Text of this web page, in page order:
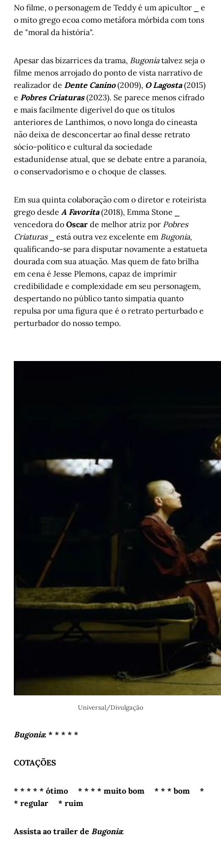
No filme, o personagem de Teddy é um apicultor ⎯ e
o mito grego ecoa como metáfora mórbida com tons
de "moral da história".
Apesar das bizarrices da trama, Bugoniatalvez seja o
filme menos arrojado do ponto de vista narrativo de
realizador de Dente Canino(2009), O Lagosta(2015)
e Pobres Criaturas (2023). Se parece menos cifrado
e mais facilmente digerível do que os títulos
anteriores de Lanthimos, o novo longa do cineasta
não deixa de desconcertar ao final desse retrato
sócio-político e cultural da sociedade
estadunidense atual, que se debate entre a paranoia,
o conservadorismo e o choque de classes.
Em sua quinta colaboração com o diretor e roteirista
grego desde A Favorita(2018), Emma Stone ⎯
vencedora do Oscar de melhor atriz por Pobres
Criaturas⎯ está outra vez excelente em Bugonia,
qualificando-se para disputar novamente a estatueta
dourada com sua atuação. Mas quem de fato brilha
em cena é Jesse Plemons, capaz de imprimir
credibilidade e complexidade em seu personagem,
despertando no público tanto simpatia quanto
repulsa por uma figura que é o retrato perturbado e
perturbador do nosso tempo.
Universal/Divulgação
Bugonia: * * * * *
COTAÇÕES
* * * * * ótimo * * * * muito bom * * * bom *
* regular * ruim
Assista ao trailer de Bugonia: